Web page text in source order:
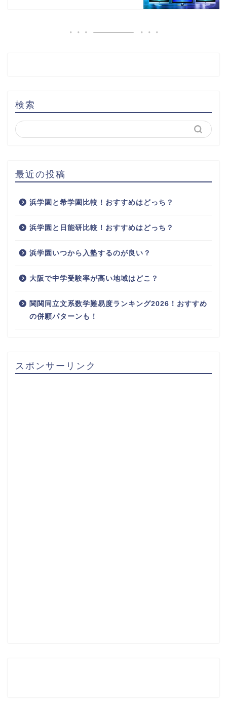
検索
最近の投稿
浜学園と希学園比較！おすすめはどっち？
浜学園と日能研比較！おすすめはどっち？
浜学園いつから入塾するのが良い？
大阪で中学受験率が高い地域はどこ？
関関同立文系数学難易度ランキング2026！おすすめ
の併願パターンも！
スポンサーリンク